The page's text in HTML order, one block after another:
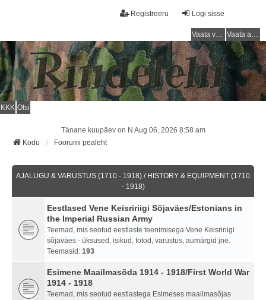
Logi sisse
Registreeru
Vaata vastamata teemasi Vaata aktiivseid teemasid
KKK Otsi
Tänane kuupäev on N Aug 06, 2026 8:58 am
Kodu
Foorumi pealeht
AJALUGU & VARUSTUS (1710 - 1918) / HISTORY & EQUIPMENT (1710
- 1918)
Eestlased Vene Keisririigi Sõjaväes/Estonians in
the Imperial Russian Army
Teemad, mis seotud eestlaste teenimisega Vene Keisririigi
sõjaväes - üksused, isikud, fotod, varustus, aumärgid jne.
Teemasid: 193
Esimene Maailmasõda 1914 - 1918/First World War
1914 - 1918
Teemad, mis seotud eestlastega Esimeses maailmasõjas